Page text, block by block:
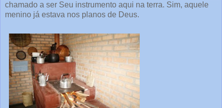
chamado a ser Seu instrumento aqui na terra. Sim, aquele
menino já estava nos planos de Deus.